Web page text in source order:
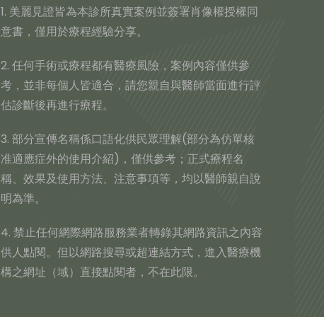
1. 美麗見證皆為本診所真實案例並簽署肖像權授權同
意書，僅用於療程經驗分享。
2. 任何手術或療程都有醫療風險，案例內容僅供參
考，並非每個人皆適合，請您親自與醫師當面進行評
估診斷後再進行療程。
3. 部分宣傳名稱係口語化供民眾理解(部分為仿單核
准適應症外的使用介紹)，僅供參考；正式療程名
稱、效果及使用方法、注意事項等，均以醫師親自說
明為準。
4. 禁止任何網際網路服務業者轉錄其網路資訊之內容
供人點閱。但以網路搜尋或超連結方式，進入醫療機
構之網址（域）直接點閱者，不在此限。